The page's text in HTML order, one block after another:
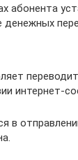
абонента
денежных
интернет-
в